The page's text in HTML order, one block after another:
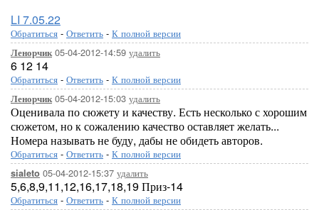
LI 7.05.22
Обратиться - Ответить - К полной версии
Ленорчик05-04-2012-14:59 удалить
6 12 14
Обратиться - Ответить - К полной версии
Ленорчик05-04-2012-15:03 удалить
Оценивала по сюжету и качеству. Есть несколько с хорошим
сюжетом, но к сожалению качество оставляет желать...
Номера называть не буду, дабы не обидеть авторов.
Обратиться - Ответить - К полной версии
sialeto 05-04-2012-15:37 удалить
5,6,8,9,11,12,16,17,18,19 Приз-14
Обратиться - Ответить - К полной версии